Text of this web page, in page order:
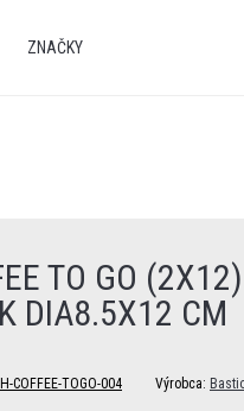
ZNAČKY
TO GO
DIA8.5X12 CM
COFFEE-TOGO-004 Výrobca: